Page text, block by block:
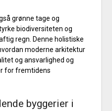
grønne tage og
biodiversiteten og
regn. Denne holistiske
moderne arkitektur
og ansvarlighed og
for fremtidens
byggerier i